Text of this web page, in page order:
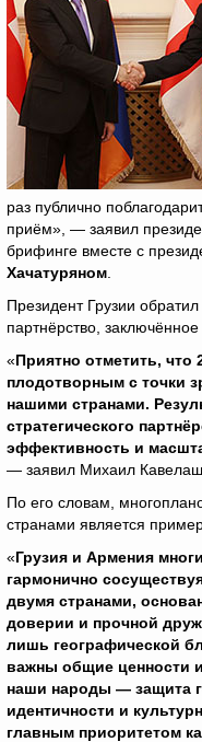
раз публично
приём», — заявил
брифинге вместе с
Хачатуряном
Президент Грузии
партнёрство, заключённое
«Приятно отметить, что
плодотворным с точки
нашими странами.
стратегического
эффективность и
— заявил Михаил
По его словам,
странами является
«Грузия и Армения
гармонично
двумя странами,
доверии и прочной
лишь географической
важны общие ценности
наши народы — защита
идентичности и
главным приоритетом